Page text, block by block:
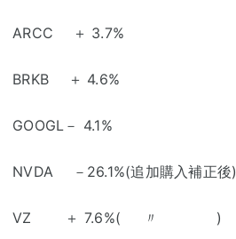
ARCC ＋ 3.7%
BRKB ＋ 4.6%
GOOGL－ 4.1%
NVDA －26.1%(追加購入補正後)
VZ ＋ 7.6%( 〃 )